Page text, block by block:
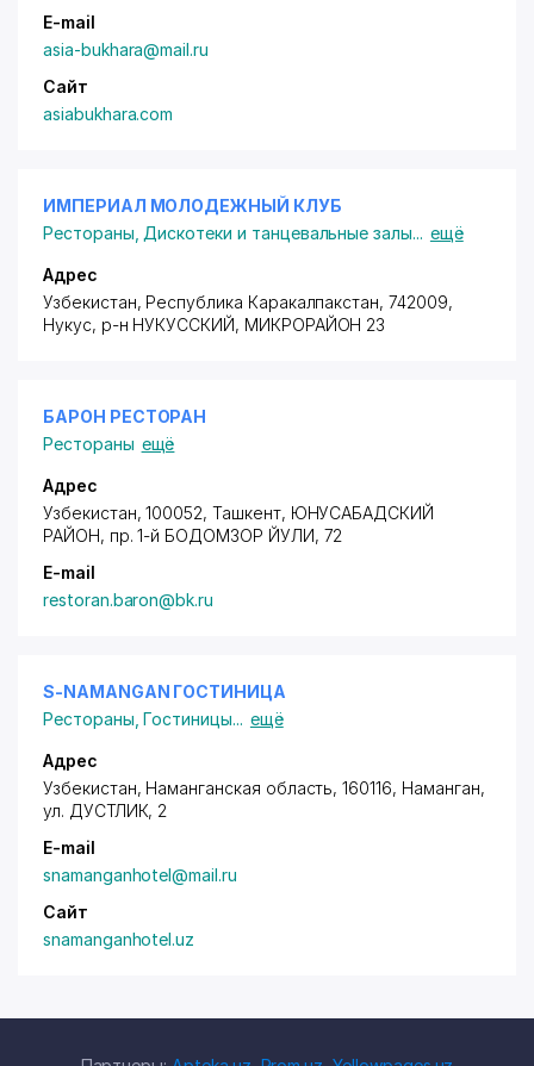
E-mail
asia-bukhara@mail.ru
Сайт
asiabukhara.com
ИМПЕРИАЛ МОЛОДЕЖНЫЙ КЛУБ
Рестораны Дискотеки и танцевальные залы... ещё
Адрес
Узбекистан, Республика Каракалпакстан, 742009,
Нукус, р-н НУКУССКИЙ, МИКРОРАЙОН 23
БАРОН РЕСТОРАН
Рестораны ещё
Адрес
Узбекистан, 100052, Ташкент, ЮНУСАБАДСКИЙ
РАЙОН, пр. 1-й БОДОМЗОР ЙУЛИ, 72
E-mail
restoran.baron@bk.ru
S-NAMANGAN ГОСТИНИЦА
Рестораны ,Гостиницы... ещё
Адрес
Узбекистан, Наманганская область, 160116, Наманган,
ул. ДУСТЛИК, 2
E-mail
snamanganhotel@mail.ru
Сайт
snamanganhotel.uz